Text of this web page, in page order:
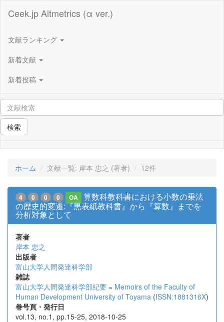
Ceek.jp Altmetrics (α ver.)
文献ランキング
新着文献
新着投稿
検索
ホーム 文献一覧: 岸本 忠之 (著者) 12件
4 0 0 0 OA
算数科教科書における小数の乗法
の歴史的変遷:『黒表紙教科書』から『算数』までを
分析対象として
著者
岸本 忠之
出版者
富山大学人間発達科学部
雑誌
富山大学人間発達科学部紀要 = Memoirs of the Faculty of
Human Development University of Toyama (ISSN:1881316X)
巻号頁・発行日
vol.13, no.1, pp.15-25, 2018-10-25